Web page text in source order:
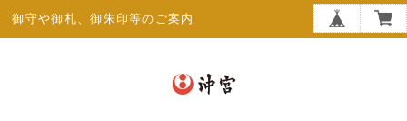
御守や御札、御朱印等のご案内